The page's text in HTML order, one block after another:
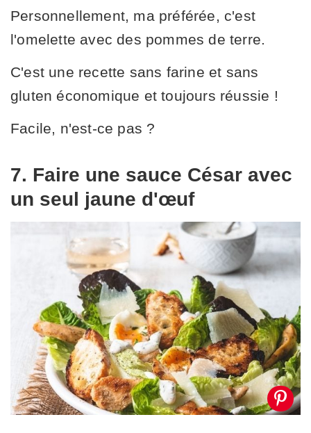
Personnellement, ma préférée, c'est
l'omelette avec des pommes de terre.
C'est une recette sans farine et sans
gluten économique et toujours réussie !
Facile, n'est-ce pas ?
7. Faire une sauce César avec
un seul jaune d'œuf